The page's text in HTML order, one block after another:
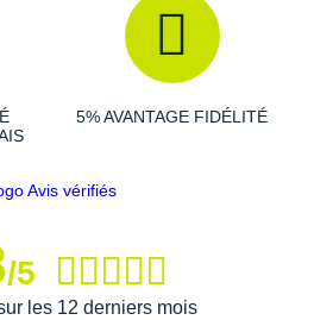
stabilité, contrôle et
appui.
5% AVANTAGE FIDÉLITÉ
/5
les 12 derniers mois